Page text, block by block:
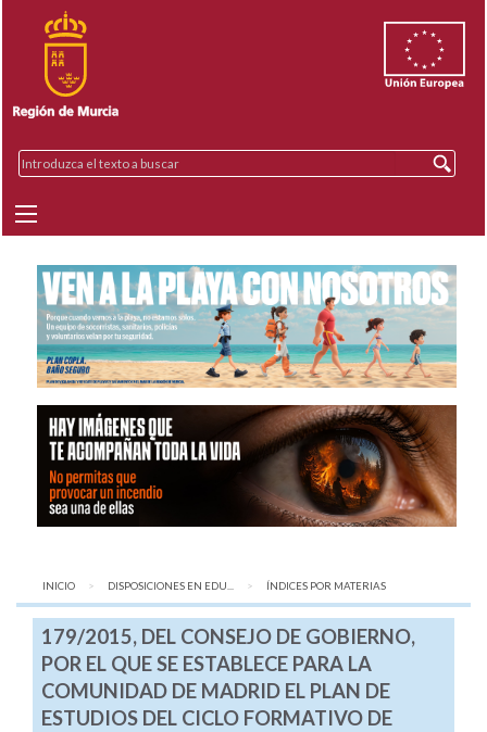
INICIO DISPOSICIONES EN EDU... AQUÍ:
ÍNDICES POR MATERIAS
179/2015, DEL CONSEJO DE GOBIERNO,
POR EL QUE SE ESTABLECE PARA LA
COMUNIDAD DE MADRID EL PLAN DE
ESTUDIOS DEL CICLO FORMATIVO DE